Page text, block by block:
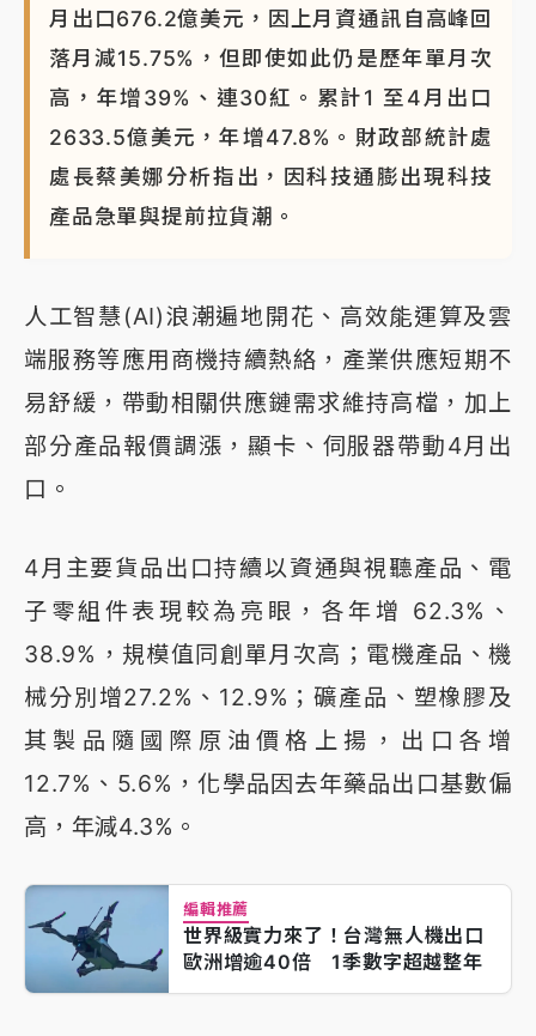
月出口676.2億美元，因上月資通訊自高峰回
落月減15.75%，但即使如此仍是歷年單月次
高，年增39%、連30紅。累計1 至4月出口
2633.5億美元，年增47.8%。財政部統計處
處長蔡美娜分析指出，因科技通膨出現科技
產品急單與提前拉貨潮。
人工智慧(AI)浪潮遍地開花、高效能運算及雲
端服務等應用商機持續熱絡，產業供應短期不
易舒緩，帶動相關供應鏈需求維持高檔，加上
部分產品報價調漲，顯卡、伺服器帶動4月出
口。
4月主要貨品出口持續以資通與視聽產品、電
子零組件表現較為亮眼，各年增 62.3%、
38.9%，規模值同創單月次高；電機產品、機
械分別增27.2%、12.9%；礦產品、塑橡膠及
其製品隨國際原油價格上揚，出口各增
12.7%、5.6%，化學品因去年藥品出口基數偏
高，年減4.3%。
編輯推薦
世界級實力來了！台灣無人機出口
歐洲增逾40倍 1季數字超越整年